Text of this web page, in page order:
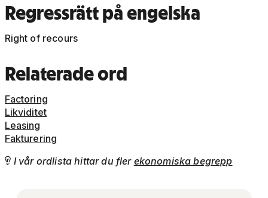
Regressrättpå engelska
Right of recours
Relateradeord
Factoring
Likviditet
Leasing
Fakturering
 I vår ordlista hittar du fler ekonomiska begrepp